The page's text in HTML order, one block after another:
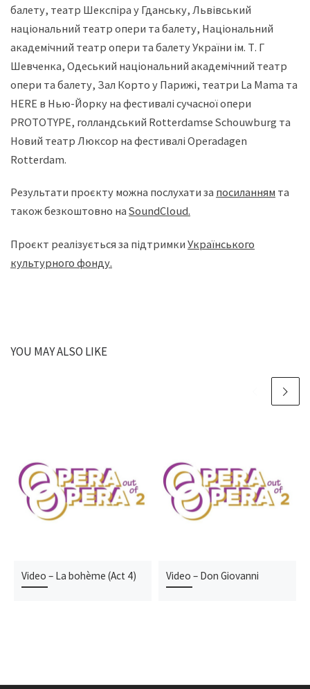
балету, театр Шекспіра у Гданську, Львівський
національний театр опери та балету, Національний
академічний театр опери та балету України ім. Т. Г
Шевченка, Одеський національний академічний театр
опери та балету, Зал Корто у Парижі, театри La Mama та
HERE в Нью-Йорку на фестивалі сучасної опери
PROTOTYPE, голландський Rotterdamse Schouwburg та
Новий театр Люксор на фестивалі Operadagen
Rotterdam.
Результати проєкту можна послухати за посиланням та
також безкоштовно на SoundCloud.
Проєкт реалізується за підтримки Українського
культурного фонду.
YOU MAY ALSO LIKE
Video – La bohème (Act 4) Video – Don Giovanni